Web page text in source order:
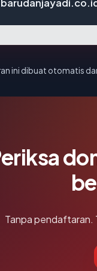
ini dibuat otomatis
Tanpa pendaftaran.